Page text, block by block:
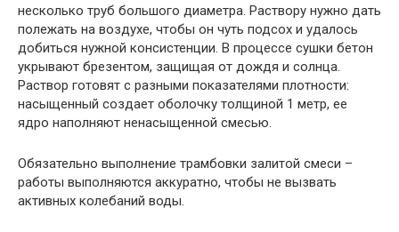
несколько труб большого диаметра. Раствору нужно дать
полежать на воздухе, чтобы он чуть подсох и удалось
добиться нужной консистенции. В процессе сушки бетон
укрывают брезентом, защищая от дождя и солнца.
Раствор готовят с разными показателями плотности:
насыщенный создает оболочку толщиной 1 метр, ее
ядро наполняют ненасыщенной смесью.
Обязательно выполнение трамбовки залитой смеси –
работы выполняются аккуратно, чтобы не вызвать
активных колебаний воды.